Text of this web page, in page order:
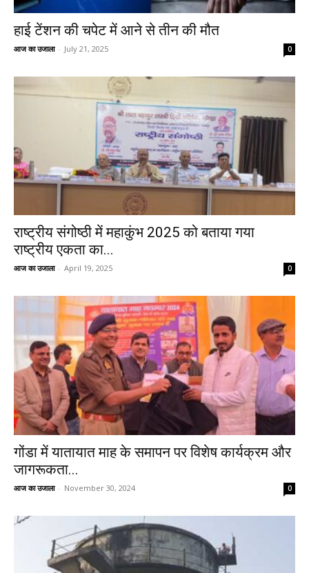
हाई टेंशन की चपेट में आने से तीन की मौत
आज का उजाला - July 21, 2025 0
राष्ट्रीय संगोष्ठी में महाकुंभ 2025 को बताया गया
राष्ट्रीय एकता का...
आज का उजाला - April 19, 2025 0
गोंडा में यातायात माह के समापन पर विशेष कार्यक्रम और
जागरूकता...
आज का उजाला - November 30, 2024 0